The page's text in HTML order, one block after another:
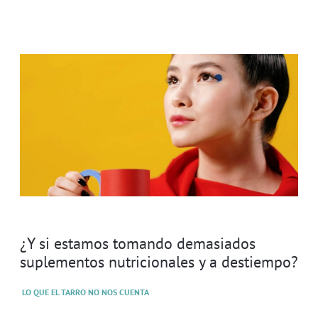
¿Y si estamos tomando demasiados
suplementos nutricionales y a destiempo?
LO QUE EL TARRO NO NOS CUENTA